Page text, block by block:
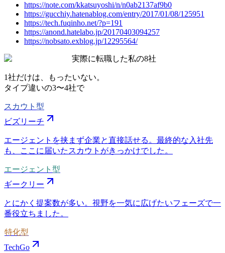
https://note.com/kkatsuyoshi/n/n0ab2137af9b0
https://gucchiy.hatenablog.com/entry/2017/01/08/125951
https://tech.fuqinho.net/?p=191
https://anond.hatelabo.jp/20170403094257
https://nobsato.exblog.jp/12295564/
実際に転職した私の8社
1社だけは、もったいない。
タイプ違いの3〜4社で
スカウト型
ビズリーチ
エージェントを挟まず企業と直接話せる。最終的な入社先
も、ここに届いたスカウトがきっかけでした。
エージェント型
ギークリー
とにかく提案数が多い。視野を一気に広げたいフェーズで一
番役立ちました。
特化型
TechGo